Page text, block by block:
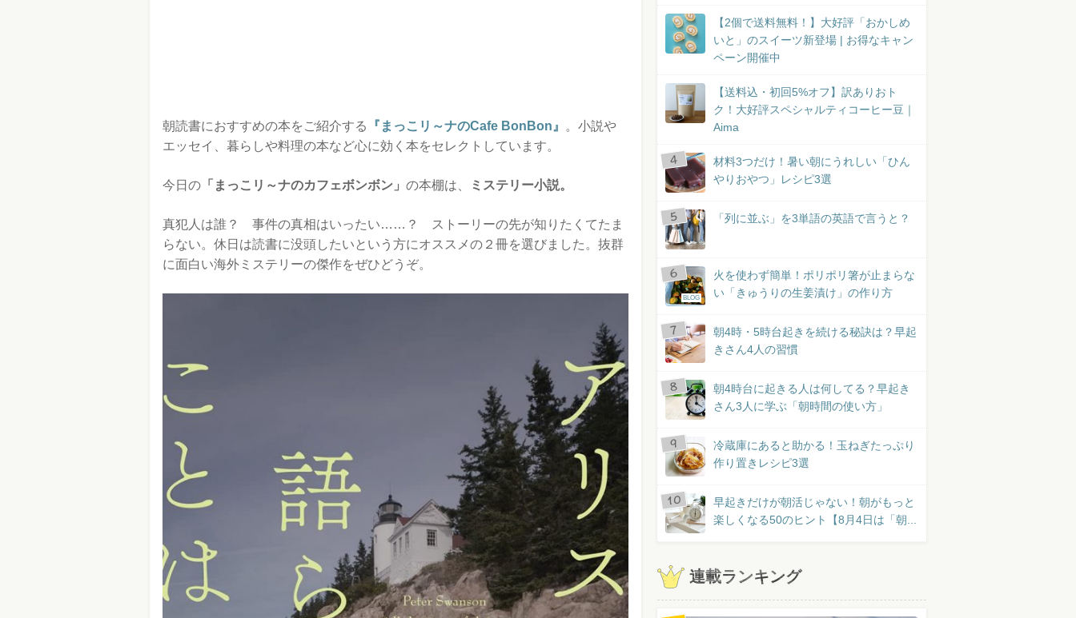
朝読書におすすめの本をご紹介する 『まっこリ～ナのCafe BonBon』
。小説や
エッセイ、暮らしや料理の本など心に効く本をセレクトしています。
今日の 「まっこリ～ナのカフェボンボン」 の本棚は、 ミステリー小説。
真犯人は誰？ 事件の真相はいったい……？ ストーリーの先が知りたくてたま
らない。休日は読書に没頭したいという方にオススメの２冊を選びました。抜群
に面白い海外ミステリーの傑作をぜひどうぞ。
【2個で送料無料！】大好評「おかしめ
いと」のスイーツ新登場 | お得なキャン
ペーン開催中
【送料込・初回5%オフ】訳ありおト
ク！大好評スペシャルティコーヒー豆｜
Aima
材料3つだけ！暑い朝にうれしい「ひん
やりおやつ」レシピ3選
「列に並ぶ」を3単語の英語で言うと？
BLOG
火を使わず簡単！ポリポリ箸が止まらな
い「きゅうりの生姜漬け」の作り方
朝4時・5時台起きを続ける秘訣は？早起
きさん4人の習慣
朝4時台に起きる人は何してる？早起き
さん3人に学ぶ「朝時間の使い方」
冷蔵庫にあると助かる！玉ねぎたっぷり
作り置きレシピ3選
早起きだけが朝活じゃない！朝がもっと
楽しくなる50のヒント【8月4日は「朝...
連載ランキング